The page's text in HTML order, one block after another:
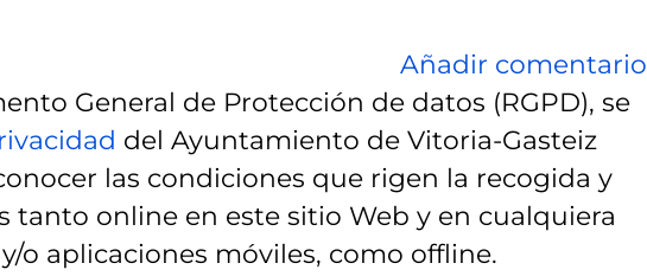
Añadir comentario
General de Protección de datos (RGPD), se
del Ayuntamiento de Vitoria-Gasteiz
las condiciones que rigen la recogida y
online en este sitio Web y en cualquiera
o aplicaciones móviles, como offline.